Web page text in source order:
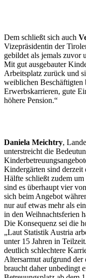
Dem schließt sich auch
Vizepräsidentin der
gebildet als jemals zuvor
Mit gut ausgebauter
Arbeitsplatz zurück und
weiblichen Beschäftigten
Erwerbskarrieren, gute
höhere Pension.“
Daniela Meichtry,
unterstreicht die
Kindergärten sind derzeit
Hälfte schließt zudem
sind es überhaupt vier
sich beim Angebot
nur auf etwas mehr als
in den Weihnachtsferien
Die Konsequenz sei die
„Laut Statistik Austria
unter 15 Jahren in
deutlich schlechtere
Altersarmut aufgrund der
braucht daher unbedingt